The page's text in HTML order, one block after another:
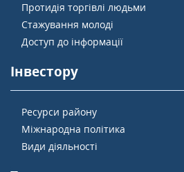
Протидія торгівлі людьми
Стажування молоді
Доступ до інформації
Інвестору
Ресурси району
Міжнародна політика
Види діяльності